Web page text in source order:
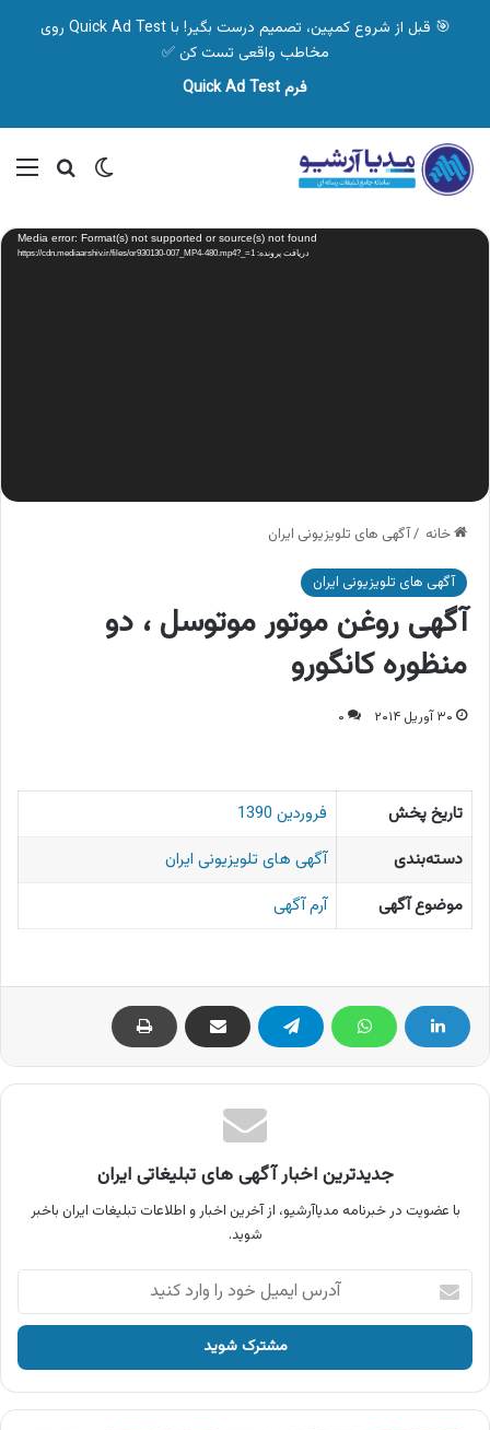
🎯 قبل از شروع کمپین، تصمیم درست بگیر! با Quick Ad Test روی
مخاطب واقعی تست کن ✅
فرم Quick Ad Test
تغییر پوسته
نمایشگر
ویدیو Media error: Format(s) not supported or source(s) not found
دریافت پرونده: https://cdn.mediaarshiv.ir/files/or930130-007_MP4-480.mp4?_=1
خانه /آگهی های تلویزیونی ایران
آگهی های تلویزیونی ایران
آگهی روغن موتور موتوسل ، دو
منظوره کانگورو
۳۰ آوریل ۲۰۱۴ ۰
تاریخ پخش
فروردین 1390
دسته‌بندی
آگهی های تلویزیونی ایران
موضوع آگهی
آرم آگهی
جدیدترین اخبار آگهی های تبلیغاتی ایران
با عضویت در خبرنامه مدیاآرشیو، از آخرین اخبار و اطلاعات تبلیغات ایران باخبر
شوید.
آدرس
ایمیل
خود
وارد
کنید